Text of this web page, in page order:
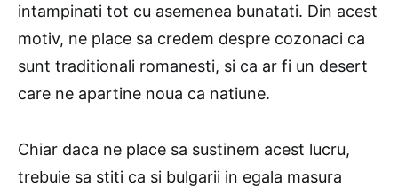
intampinati tot cu asemenea bunatati. Din acest
motiv, ne place sa credem despre cozonaci ca
sunt traditionali romanesti, si ca ar fi un desert
care ne apartine noua ca natiune.
Chiar daca ne place sa sustinem acest lucru,
trebuie sa stiti ca si bulgarii in egala masura